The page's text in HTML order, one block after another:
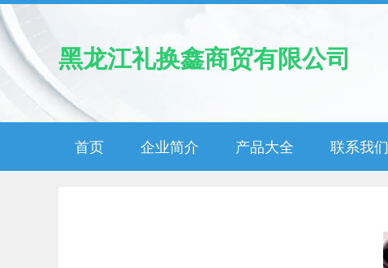
黑龙江礼换鑫商贸有限公司
首页 企业简介 产品大全 联系我们